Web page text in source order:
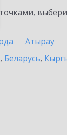
Атырау
, Беларусь,